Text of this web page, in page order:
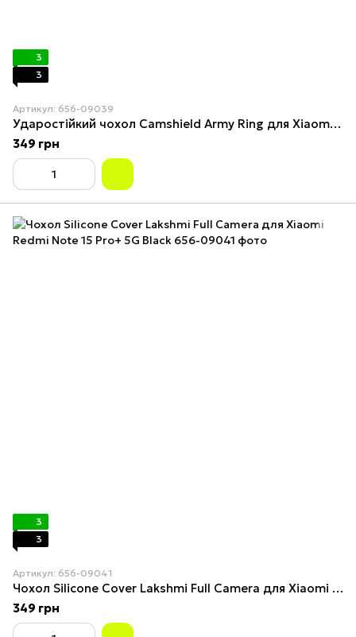
3
3
Артикул: 656-09039
Ударостійкий чохол Camshield Army Ring для Xiaomi Redmi Note 15 Pro+ 5G / Poco M8 Pro 5G Navy
349 грн
3
3
Артикул: 656-09041
Чохол Silicone Cover Lakshmi Full Camera для Xiaomi Redmi Note 15 Pro+ 5G Black
349 грн